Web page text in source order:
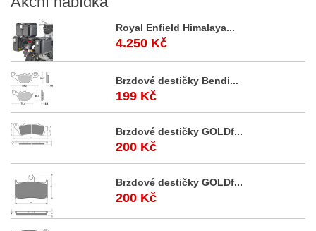
Royal Enfield Himalaya...
4.250 Kč
Brzdové destičky Bendi...
199 Kč
Brzdové destičky GOLDf...
200 Kč
Brzdové destičky GOLDf...
200 Kč